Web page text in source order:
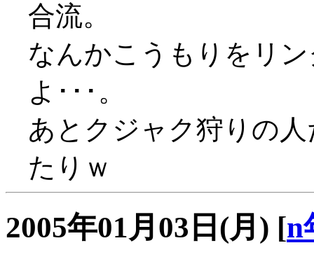
合流。
なんかこうもりをリ
よ･･･。
あとクジャク狩りの
たりｗ
2005年01月03日(月) [n